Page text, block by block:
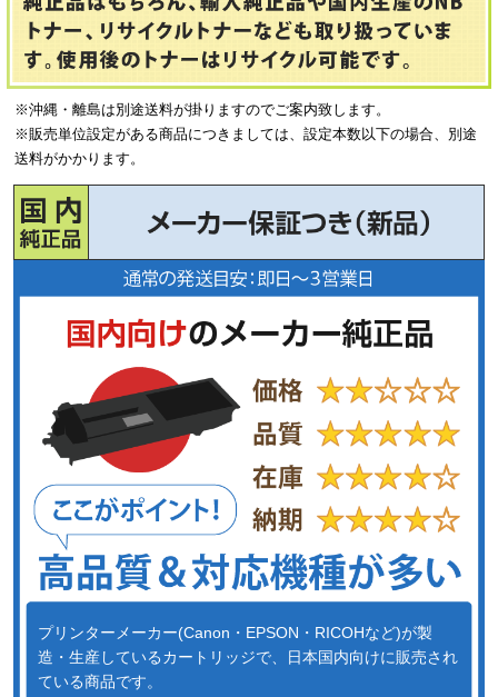
※沖縄・離島は別途送料が掛りますのでご案内致します。
※販売単位設定がある商品につきましては、設定本数以下の場合、別途
送料がかかります。
プリンターメーカー(Canon・EPSON・RICOHなど)が製
造・生産しているカートリッジで、日本国内向けに販売され
ている商品です。